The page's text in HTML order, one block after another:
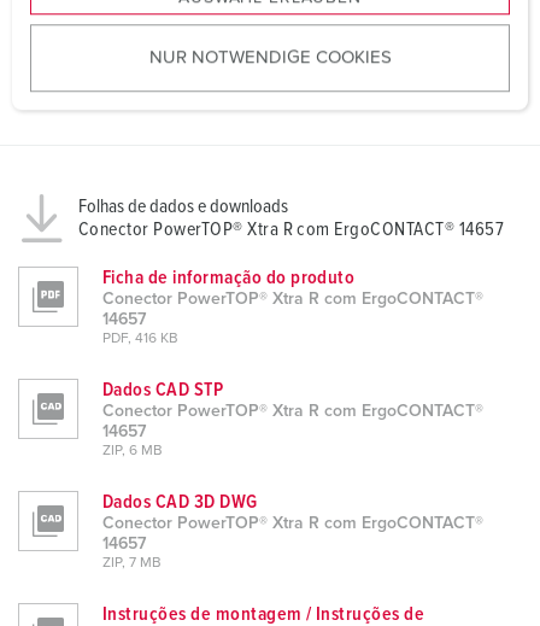
u
w
NUR NOTWENDIGE COOKIES
Folhas de dados e downloads
Conector PowerTOP® Xtra R com ErgoCONTACT® 14657
Ficha de informação do produto
Conector PowerTOP® Xtra R com ErgoCONTACT®
14657
PDF, 416 KB
Dados CAD STP
Conector PowerTOP® Xtra R com ErgoCONTACT®
14657
ZIP, 6 MB
Dados CAD 3D DWG
Conector PowerTOP® Xtra R com ErgoCONTACT®
14657
ZIP, 7 MB
Instruções de montagem / Instruções de